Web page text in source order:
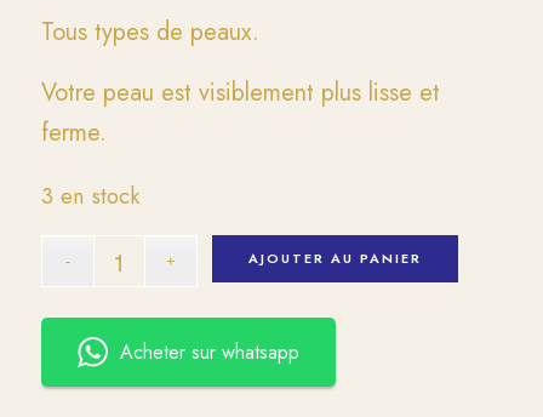
Tous types de peaux.
Votre peau est visiblement plus lisse et
ferme.
3 en stock
AJOUTER AU PANIER
Acheter sur whatsapp